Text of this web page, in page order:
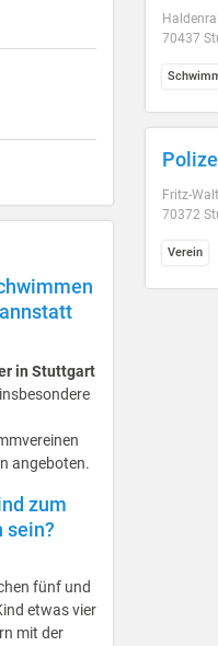
in Stuttgart
angeboten.
zum
sein?
fünf und
etwas vier
mit der
70437
Fritz-
70372
Verein